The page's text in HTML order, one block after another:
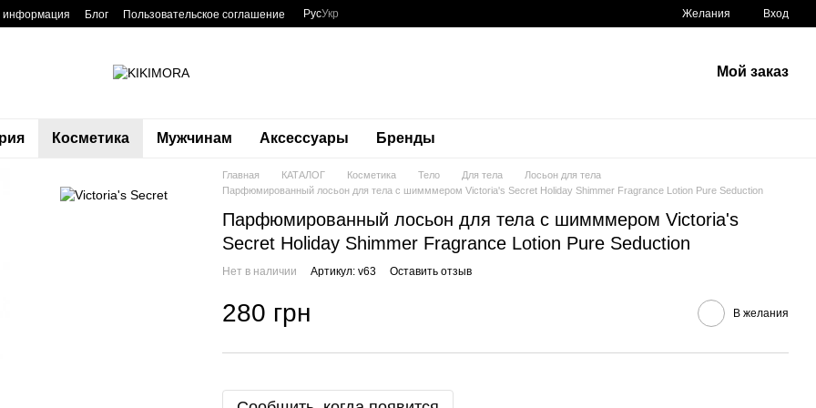
информация Блог Пользовательское соглашение РусУкр Желания Вход
Мой заказ
Косметика Мужчинам Аксессуары Бренды
Главная КАТАЛОГ Косметика Тело Для тела
Лосьон для тела
Парфюмированный лосьон для тела с шимммером Victoria's Secret Holiday Shimmer Fragrance Lotion Pure Seduction
Парфюмированный лосьон для тела с шимммером Victoria's
Secret Holiday Shimmer Fragrance Lotion Pure Seduction
Нет в наличии Артикул: v63 Оставить отзыв
280 грн В желания